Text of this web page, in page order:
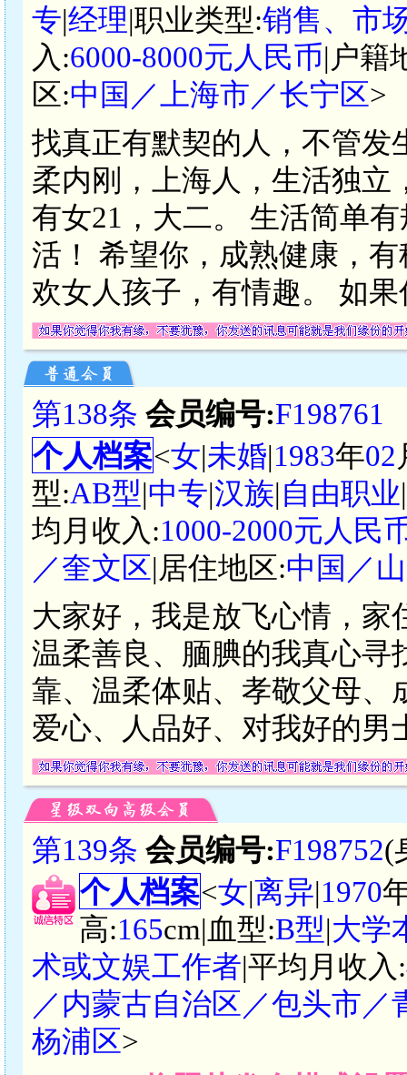
专|经理|职业类型:销售、市
入:6000-8000元人民币|户籍
区:中国／上海市／长宁区>
找真正有默契的人，不管发
柔内刚，上海人，生活独立
有女21，大二。 生活简单
活！ 希望你，成熟健康，
欢女人孩子，有情趣。 如
第138条 会员编号:F198761
个人档案<女|未婚|1983年02
型:AB型|中专|汉族|自由职业
均月收入:1000-2000元人民
／奎文区|居住地区:中国／
大家好，我是放飞心情，
温柔善良、腼腆的我真心寻
靠、温柔体贴、孝敬父母、
爱心、人品好、对我好的男
第139条 会员编号:F198752(
个人档案<女|离异|1970
高:165cm|血型:B型|大学
术或文娱工作者|平均月收入:
／内蒙古自治区／包头市／
杨浦区>